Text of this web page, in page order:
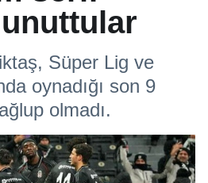
Süper Lig ve
oynadığı son 9
olmadı.